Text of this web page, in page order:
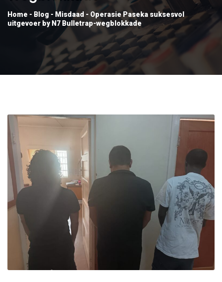
Home - Blog - Misdaad - Operasie Paseka suksesvol
uitgevoer by N7 Bulletrap-wegblokkade